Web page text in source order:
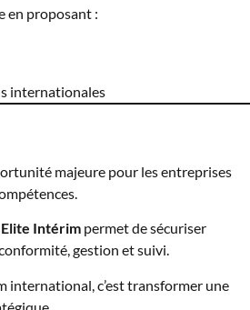
en proposant :
internationales
majeure pour les entreprises
Elite Intérimpermet de sécuriser
gestion et suivi.
international, c’est transformer une